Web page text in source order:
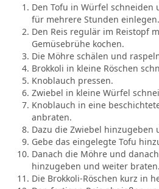
Den Tofu in Würfel schneiden
für mehrere Stunden einlegen.
Den Reis regulär im Reistopf
Gemüsebrühe kochen.
Die Möhre schälen und
Brokkoli in kleine Röschen
Knoblauch pressen.
Zwiebel in kleine Würfel
Knoblauch in eine
anbraten.
Dazu die Zwiebel hinzugeben
Gebe das eingelegte Tofu
Danach die Möhre und
hinzugeben und weiter braten.
Die Brokkoli-Röschen kurz in